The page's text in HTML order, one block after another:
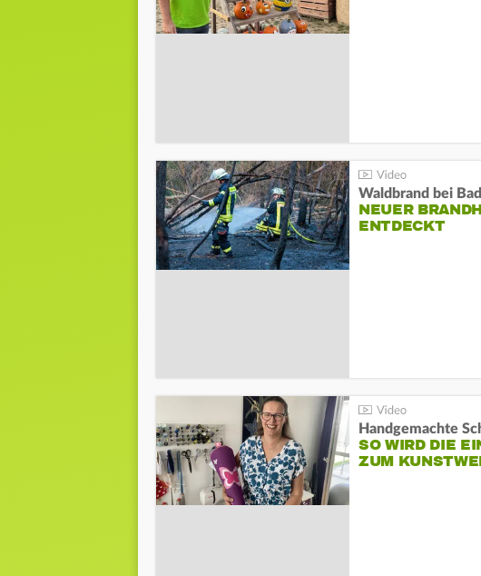
Waldbrand bei
NEUER
ENTDECKT
Handgemachte
SO WIRD DIE
ZUM